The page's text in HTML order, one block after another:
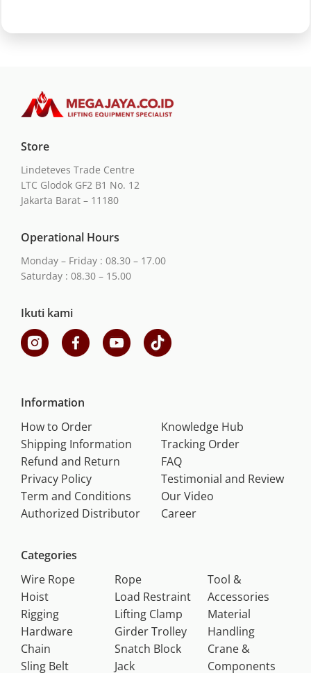
Store
Lindeteves Trade Centre
LTC Glodok GF2 B1 No. 12
Jakarta Barat – 11180
Operational Hours
Monday – Friday : 08.30 – 17.00
Saturday : 08.30 – 15.00
Ikuti kami
Information
How to Order
Shipping Information
Refund and Return
Privacy Policy
Term and Conditions
Authorized Distributor
Knowledge Hub
Tracking Order
FAQ
Testimonial and Review
Our Video
Career
Categories
Wire Rope
Hoist
Rigging
Hardware
Chain
Sling Belt
Rope
Load Restraint
Lifting Clamp
Girder Trolley
Snatch Block
Jack
Tool &
Accessories
Material
Handling
Crane &
Components